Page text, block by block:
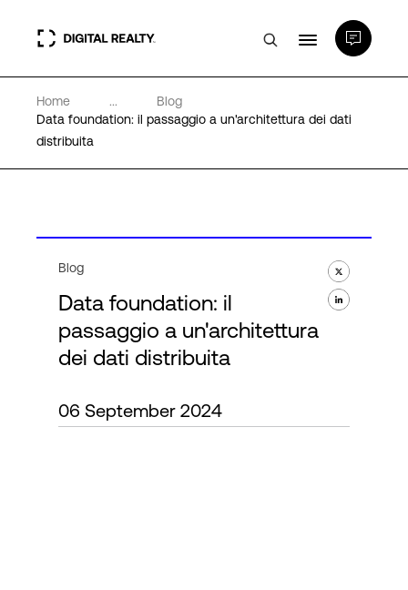
Data center
PlatformDIGITAL®
Chi Siamo
Language
Home ...
Blog
Data foundation: il passaggio a un'architettura dei dati
distribuita
Blog
Data foundation: il
passaggio a un'architettura
dei dati distribuita
06 September 2024